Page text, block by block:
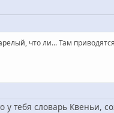
что ли... Там
у тебя словарь Квеньи,